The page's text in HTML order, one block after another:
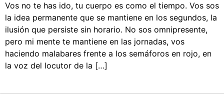
Vos no te has ido, tu cuerpo es como el tiempo. Vos sos
la idea permanente que se mantiene en los segundos, la
ilusión que persiste sin horario. No sos omnipresente,
pero mi mente te mantiene en las jornadas, vos
haciendo malabares frente a los semáforos en rojo, en
la voz del locutor de la […]